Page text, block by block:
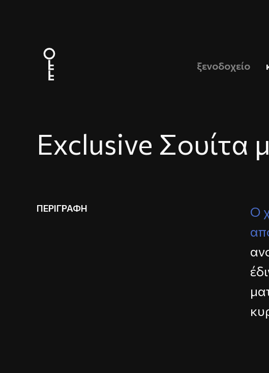
ξενοδοχείο
Exclusive Σουίτα
ΠΕΡΙΓΡΑΦΗ
Ο